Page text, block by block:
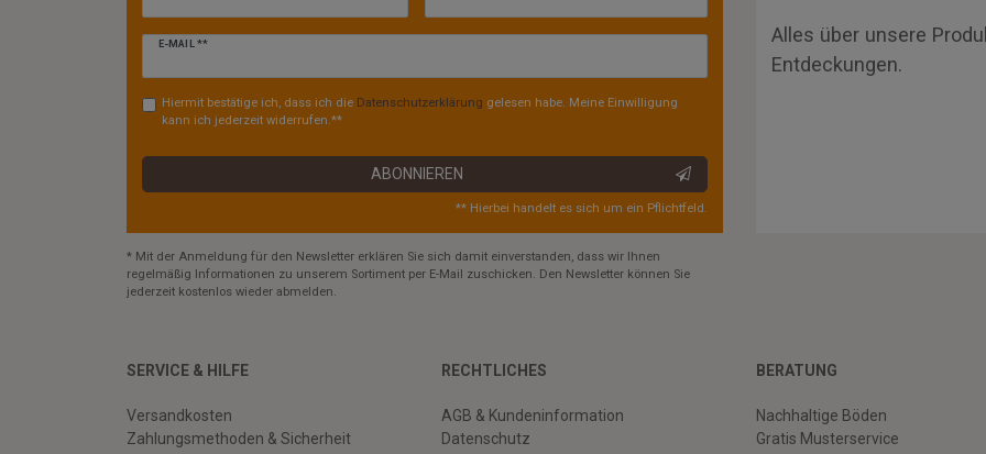
E-MAIL **
Newsletter
Hiermit bestätige ich, dass ich die Daten­schutz­erklärung gelesen habe. Meine Einwilligung
kann ich jederzeit widerrufen.**
ABONNIEREN
** Hierbei handelt es sich um ein Pflichtfeld.
Alles über unsere
Entdeckungen.
* Mit der Anmeldung für den Newsletter erklären Sie sich damit einverstanden, dass wir Ihnen
regelmäßig Informationen zu unserem Sortiment per E-Mail zuschicken. Den Newsletter können Sie
jederzeit kostenlos wieder abmelden.
SERVICE & HILFE
Versandkosten
Zahlungsmethoden & Sicherheit
RECHTLICHES
AGB & Kundeninformation
Datenschutz
BERATUNG
Nachhaltige Böden
Gratis Musterservice